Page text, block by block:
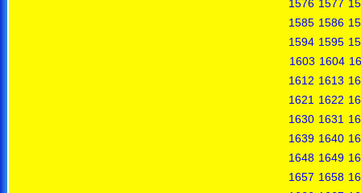
1576 1577
1585 1586
1594 1595
1603 1604
1612 1613
1621 1622
1630 1631
1639 1640
1648 1649
1657 1658